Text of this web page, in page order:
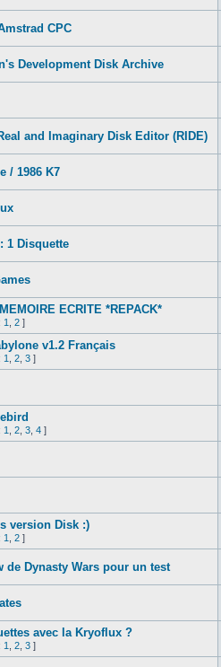
CPC
Development Disk Archive
and Imaginary Disk Editor (RIDE)
/ 1986 K7
1 Disquette
ECRITE *REPACK*
1 2 ]
v1.2 Français
1 2 3 ]
1 2 3 4 ]
version Disk :)
1 2 ]
de Dynasty Wars pour un test
avec la Kryoflux ?
1 2 3 ]